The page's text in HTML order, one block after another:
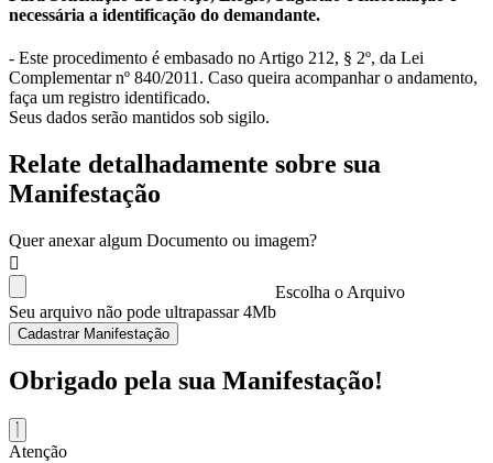
necessária a identificação do demandante.
- Este procedimento é embasado no Artigo 212, § 2º, da Lei
Complementar nº 840/2011. Caso queira acompanhar o andamento,
faça um registro identificado.
Seus dados serão mantidos sob sigilo.
Relate detalhadamente sobre sua
Manifestação
Quer anexar algum Documento ou imagem?
Escolha o Arquivo
Seu arquivo não pode ultrapassar 4Mb
Cadastrar Manifestação
Obrigado pela sua Manifestação!
Atenção